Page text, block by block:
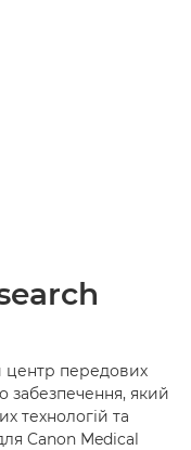
центр передових
забезпечення, який
технологій та
Canon Medical